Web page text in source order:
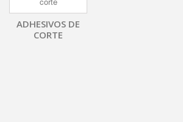
ADHESIVOS DE
CORTE